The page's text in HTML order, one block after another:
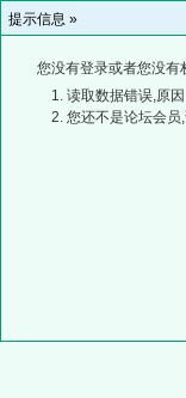
提示信息 »
您没有登录或者您没有
读取数据错误,原
您还不是论坛会员